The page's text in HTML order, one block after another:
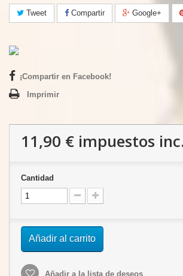
Tweet Compartir Google+
¡Compartir en Facebook!
Imprimir
11,90 € impuestos
Cantidad
Añadir al carrito
Añadir a la lista de deseos